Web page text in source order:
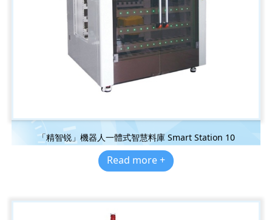
「精智锐」機器人一體式智慧料庫 Smart Station 10
Read more +